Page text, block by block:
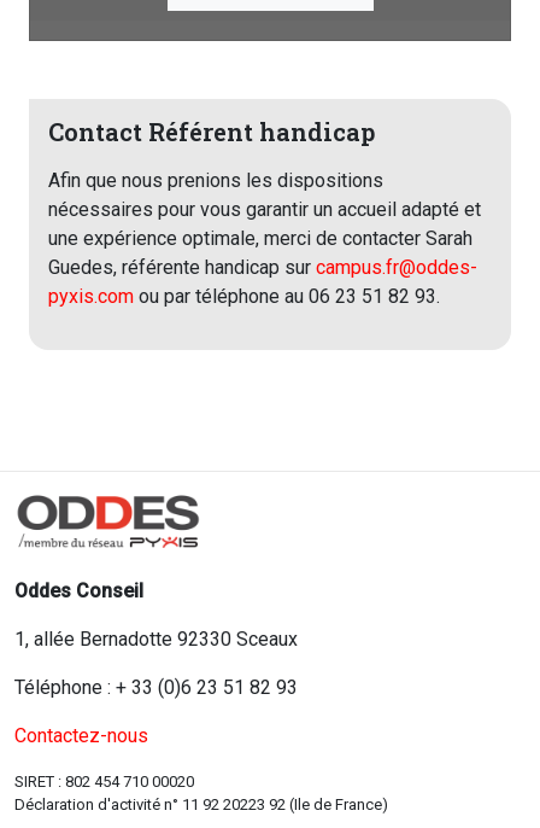
Contact Référent handicap
Afin que nous prenions les dispositions
nécessaires pour vous garantir un accueil adapté et
une expérience optimale, merci de contacter Sarah
Guedes, référente handicap sur campus.fr@oddes-
pyxis.com ou par téléphone au 06 23 51 82 93.
Oddes Conseil
1, allée Bernadotte 92330 Sceaux
Téléphone : + 33 (0)6 23 51 82 93
Contactez-nous
SIRET : 802 454 710 00020
Déclaration d'activité n° 11 92 20223 92 (Ile de France)